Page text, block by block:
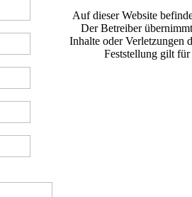
Auf dieser Website
Der Betreiber
Inhalte oder Verletzungen
Feststellung gilt für